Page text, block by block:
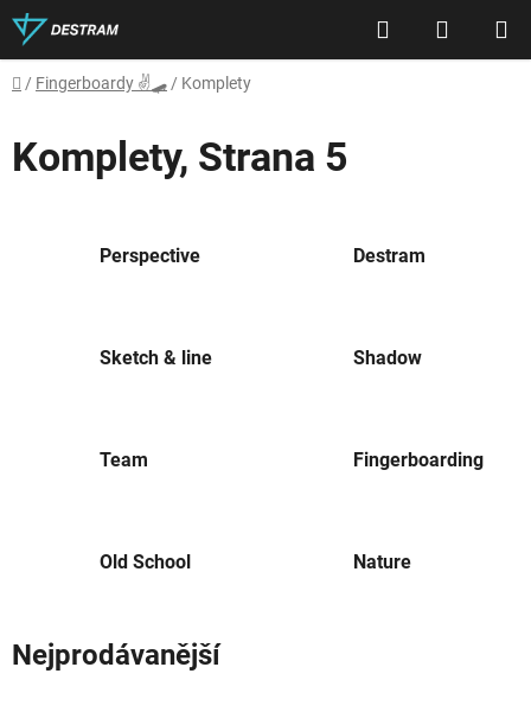
Přejít
na
obsah
Hledat
KOŠÍK
Domů
/ Fingerboardy ✌🛹 / Komplety
Komplety, Strana 5
Perspective Destram
Sketch & line Shadow
Team Fingerboarding
Old School Nature
Nejprodávanější